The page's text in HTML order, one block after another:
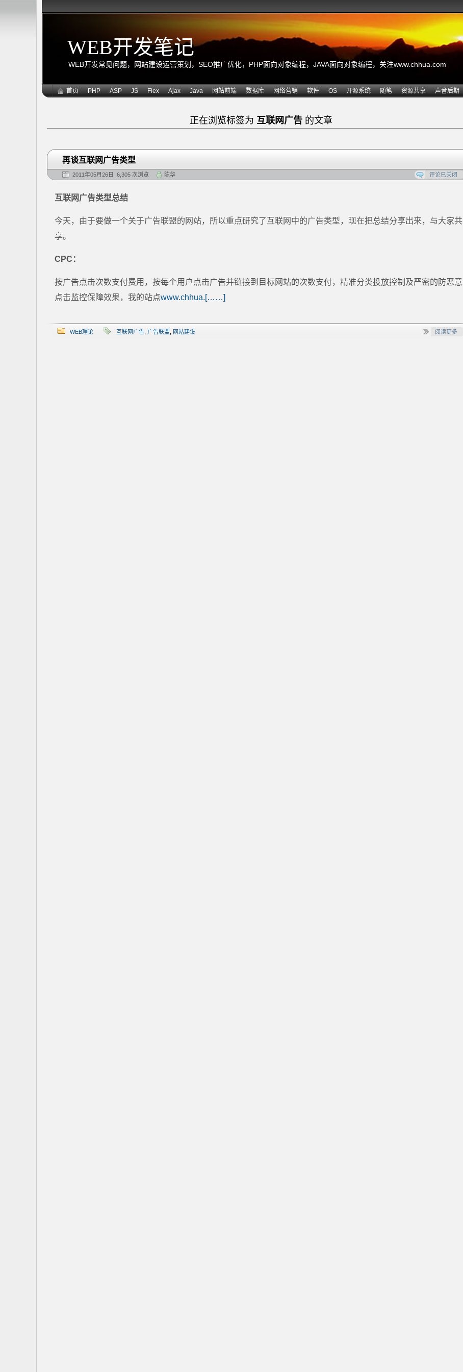
WEB开发笔记
WEB开发常见问题，网站建设运营策划，SEO推广优化，PHP面向对象编程，JAVA面向对象编程，关注www.chhua.com
首页 PHP ASP JS Flex Ajax Java 网站前端 数据库 网络营销 软件 OS 开源系统 随笔 资源共享 声音后期
正在浏览标签为 互联网广告 的文章
再谈互联网广告类型
2011年05月26日 6,305 次浏览 陈华 评论已关闭
互联网广告类型总结
今天，由于要做一个关于广告联盟的网站，所以重点研究了互联网中的广告类型，现在把总结分享出来，与大家共
享。
CPC：
按广告点击次数支付费用，按每个用户点击广告并链接到目标网站的次数支付，精准分类投放控制及严密的防恶意
点击监控保障效果，我的站点www.chhua.[……]
WEB理论 互联网广告 广告联盟 网站建设 阅读更多